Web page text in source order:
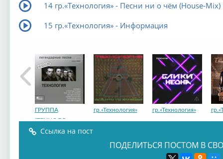
14 гр.«Технология» - Песни ни о чём (House-Mix)
15 гр.«Технология» - Информация
ГРУППА
"ТЕХНОЛО...
гр.«Технология» гр.«Технология»
Ссылка на пост
ПОДЕЛИТЬСЯ ПОСТОМ В